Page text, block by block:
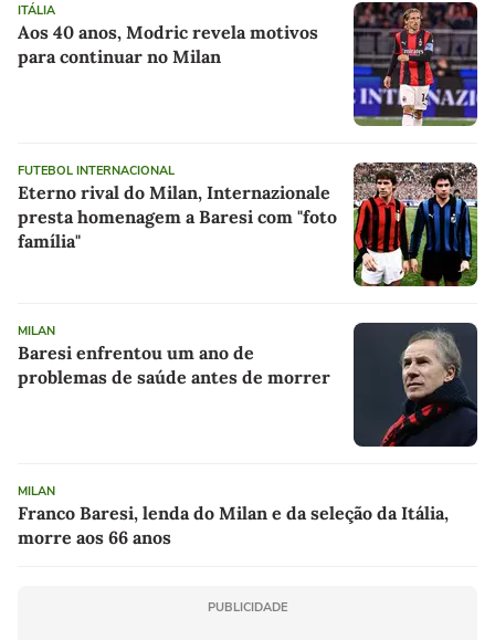
ITÁLIA
Aos 40 anos, Modric revela motivos
para continuar no Milan
FUTEBOL INTERNACIONAL
Eterno rival do Milan, Internazionale
presta homenagem a Baresi com "foto
família"
MILAN
Baresi enfrentou um ano de
problemas de saúde antes de morrer
MILAN
Franco Baresi, lenda do Milan e da seleção da Itália,
morre aos 66 anos
PUBLICIDADE